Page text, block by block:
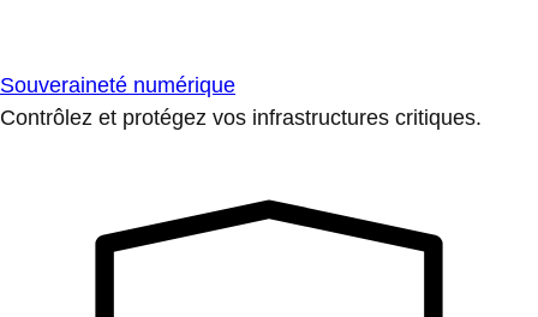
Souveraineté numérique
Contrôlez et protégez vos infrastructures critiques.